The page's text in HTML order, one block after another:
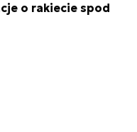
o rakiecie spod